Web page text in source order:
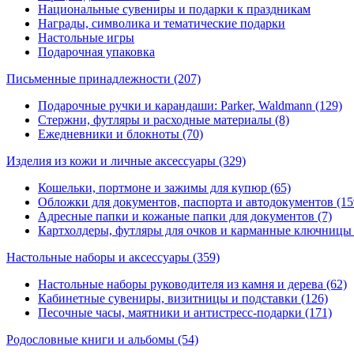
Национальные сувениры и подарки к праздникам
Награды, символика и тематические подарки
Настольные игры
Подарочная упаковка
Письменные принадлежности (207)
Подарочные ручки и карандаши: Parker, Waldmann (129)
Стержни, футляры и расходные материалы (8)
Ежедневники и блокноты (70)
Изделия из кожи и личные аксессуары (329)
Кошельки, портмоне и зажимы для купюр (65)
Обложки для документов, паспорта и автодокументов
Адресные папки и кожаные папки для документов (7)
Картхолдеры, футляры для очков и карманные ключницы
Настольные наборы и аксессуары (359)
Настольные наборы руководителя из камня и дерева (62)
Кабинетные сувениры, визитницы и подставки (126)
Песочные часы, маятники и антистресс-подарки (171)
Родословные книги и альбомы (54)